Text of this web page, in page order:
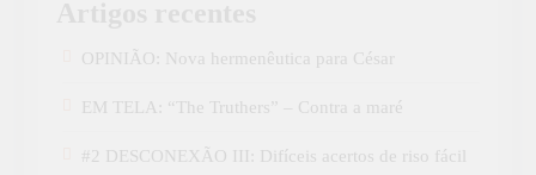
OPINIÃO: Nova hermenêutica para César
EM TELA: “The Truthers” – Contra a maré
#2 DESCONEXÃO III: Difíceis acertos de riso fácil